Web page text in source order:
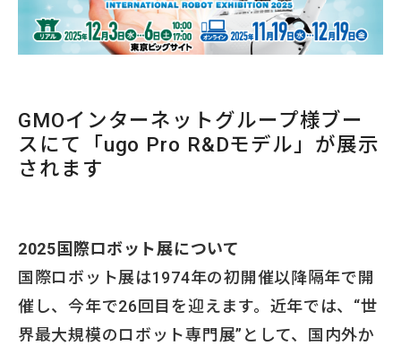
GMOインターネットグループ様ブー
スにて「ugo Pro R&Dモデル」が展示
されます
2025国際ロボット展について
国際ロボット展は1974年の初開催以降隔年で開
催し、今年で26回目を迎えます。近年では、“世
界最大規模のロボット専門展”として、国内外か